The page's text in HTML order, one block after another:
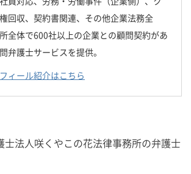
回収、契約書関連、その他企業法務全
全体で600社以上の企業との顧問契約があ
弁護士サービスを提供。
ィール紹介はこちら
士法人咲くやこの花法律事務所の弁護士